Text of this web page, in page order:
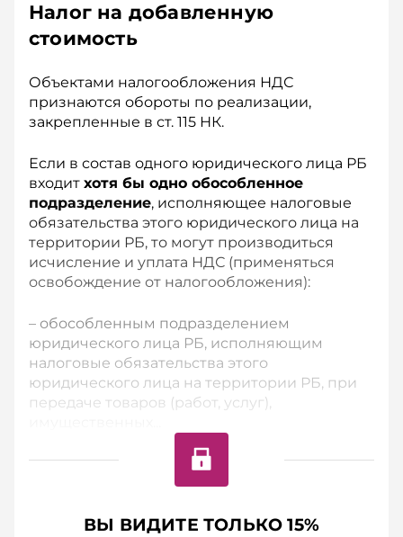
Налог на добавленную
стоимость
Объектами налогообложения НДС
признаются обороты по реализации,
закрепленные в ст. 115 НК.
Если в состав одного юридического лица РБ
входит хотя бы одно обособленное
подразделение, исполняющее налоговые
обязательства этого юридического лица на
территории РБ, то могут производиться
исчисление и уплата НДС (применяться
освобождение от налогообложения):
– обособленным подразделением
юридического лица РБ, исполняющим
налоговые обязательства этого
юридического лица на территории РБ, при
передаче товаров (работ, услуг),
ВЫ ВИДИТЕ ТОЛЬКО 15%